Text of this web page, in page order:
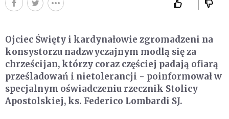
Ojciec Święty i kardynałowie zgromadzeni na
konsystorzu nadzwyczajnym modlą się za
chrześcijan, którzy coraz częściej padają ofiarą
prześladowań i nietolerancji - poinformował w
specjalnym oświadczeniu rzecznik Stolicy
Apostolskiej, ks. Federico Lombardi SJ.